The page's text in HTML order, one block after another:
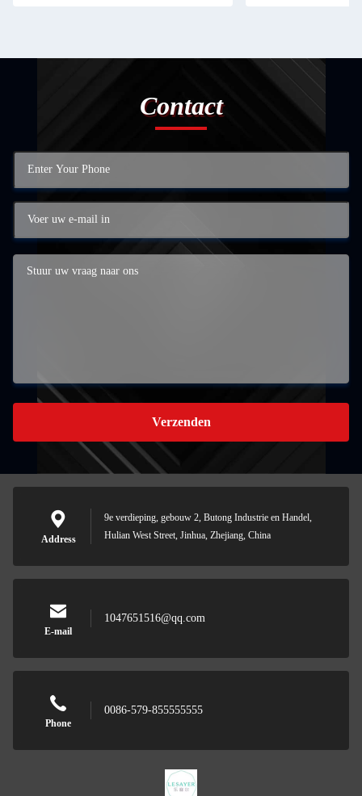
Contact
Verzenden
Address
9e verdieping, gebouw 2, Butong Industrie en Handel,
Hulian West Street, Jinhua, Zhejiang, China
E-mail
1047651516@qq.com
Phone
0086-579-855555555